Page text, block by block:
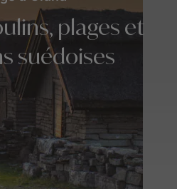
plages et
suédoises